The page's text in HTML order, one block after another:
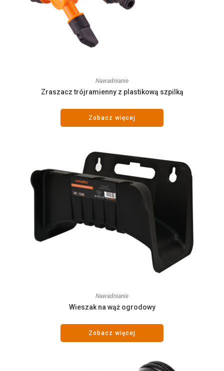
Nawadnianie
Zraszacz trójramienny z plastikową szpilką
Zobacz więcej
Nawadnianie
Wieszak na wąż ogrodowy
Zobacz więcej